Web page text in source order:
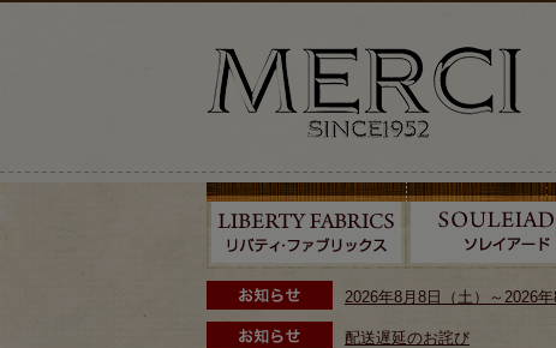
2026年8月8日（土）～2026
配送遅延のお詫び